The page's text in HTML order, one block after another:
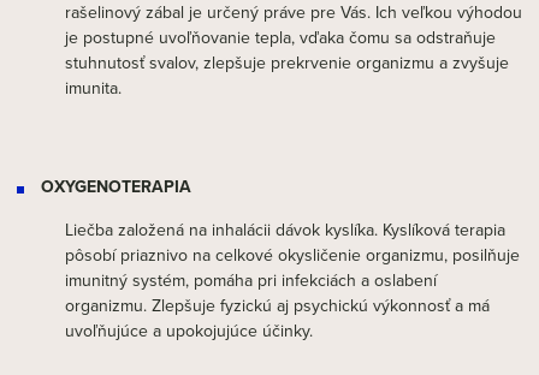
rašelinový zábal je určený práve pre Vás. Ich veľkou výhodou
je postupné uvoľňovanie tepla, vďaka čomu sa odstraňuje
stuhnutosť svalov, zlepšuje prekrvenie organizmu a zvyšuje
imunita.
OXYGENOTERAPIA
Liečba založená na inhalácii dávok kyslíka. Kyslíková terapia
pôsobí priaznivo na celkové okysličenie organizmu, posilňuje
imunitný systém, pomáha pri infekciách a oslabení
organizmu. Zlepšuje fyzickú aj psychickú výkonnosť a má
uvoľňujúce a upokojujúce účinky.